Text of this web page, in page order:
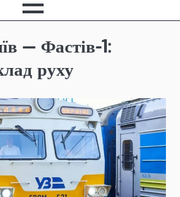
— Фастів-1:
руху